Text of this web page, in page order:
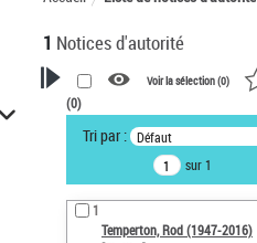
1 Notices d'autorité
VOTRE RECHERCHE
Recherche avancée dans les
notices d’autorité
Œuvres liées à l'auteur :
Temperton, Rod (1947-2016)
Voir la sélection (0)
(0)
Tri par : Défaut
sur 1
1
Temperton, Rod (1947-2016)